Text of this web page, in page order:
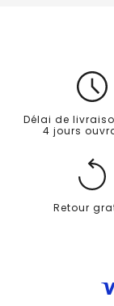
Délai de
4 jours
Retour